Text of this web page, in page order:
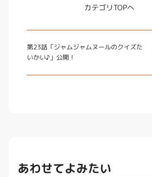
カテゴリTOPへ
第23話「ジャムジャムヌールのクイズた
いかい♪」公開！
あわせてよみたい